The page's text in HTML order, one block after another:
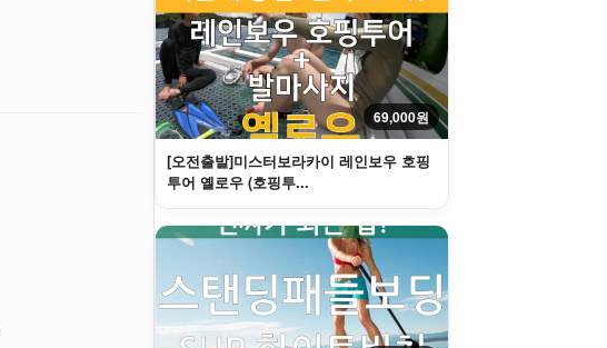
69,000원
[오전출발]미스터보라카이 레인보우 호핑
투어 옐로우 (호핑투...